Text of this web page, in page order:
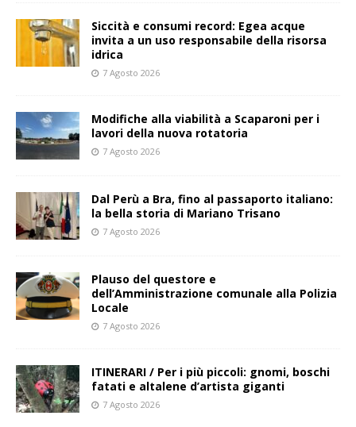
Siccità e consumi record: Egea acque
invita a un uso responsabile della risorsa
idrica
7 Agosto 2026
Modifiche alla viabilità a Scaparoni per i
lavori della nuova rotatoria
7 Agosto 2026
​Dal Perù a Bra, fino al passaporto italiano:
la bella storia di Mariano Trisano
7 Agosto 2026
Plauso del questore e
dell’Amministrazione comunale alla Polizia
Locale
7 Agosto 2026
ITINERARI / Per i più piccoli: gnomi, boschi
fatati e altalene d’artista giganti
7 Agosto 2026